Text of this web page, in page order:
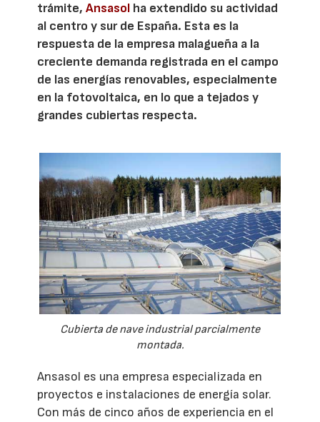
trámite,Ansasol ha extendido su actividad
al centro y sur de España. Esta es la
respuesta de la empresa malagueña a la
creciente demanda registrada en el campo
de las energías renovables, especialmente
en la fotovoltaica, en lo que a tejados y
grandes cubiertas respecta.
Cubierta de nave industrial parcialmente
montada.
Ansasol es una empresa especializada en
proyectos e instalaciones de energía solar.
Con más de cinco años de experiencia en el